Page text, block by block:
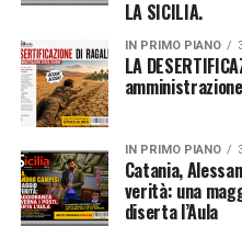
LA SICILIA.
IN PRIMO PIANO
LA
IN PRIMO PIANO
Catania,
verità: una
diserta l’Aula